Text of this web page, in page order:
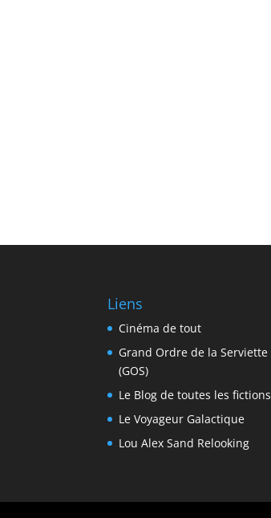
Liens
Cinéma de tout
Grand Ordre de la Serviette
(GOS)
Le Blog de toutes les fictions
Le Voyageur Galactique
Lou Alex Sand Relooking